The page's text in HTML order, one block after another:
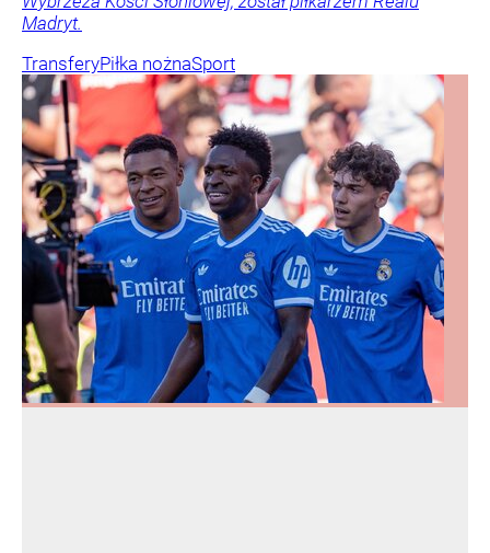
Madryt.
TransferyPiłka nożnaSport